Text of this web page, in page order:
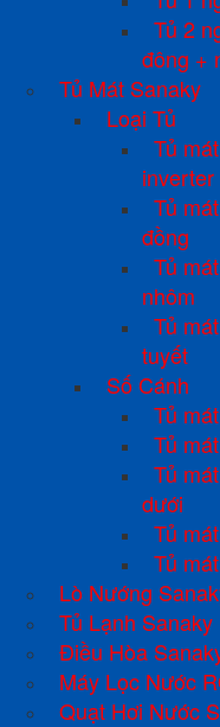
Tủ 2
đông +
Tủ Mát Sanaky
Loại Tủ
Tủ
inverter
Tủ
đồng
Tủ
nhôm
Tủ
tuyết
Số Cánh
Tủ
Tủ
Tủ
dưới
Tủ
Tủ
Lò Nướng
Tủ Lạnh Sanaky
Điều Hòa
Máy Lọc Nước
Quạt Hơi Nước